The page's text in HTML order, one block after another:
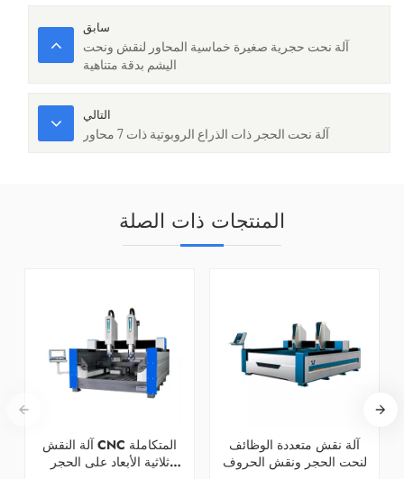
سابق
آلة نحت حجرية صغيرة خماسية المحاور لنقش ونحت
اليشم بدقة متناهية
التالي
آلة نحت الحجر ذات الذراع الروبوتية ذات 7 محاور
المنتجات ذات الصلة
آلة النقش CNC المتكاملة
ثلاثية الأبعاد على الحجر
آلة نقش متعددة الوظائف
لنحت الحجر ونقش الحروف